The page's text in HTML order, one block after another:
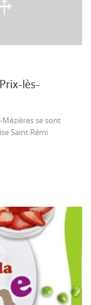
lès-
Mézières se sont
Saint Rémi